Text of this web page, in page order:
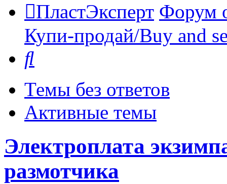
ПластЭксперт Форум
Купи-продай/Buy and
Темы без ответов
Активные темы
Электроплата
размотчика